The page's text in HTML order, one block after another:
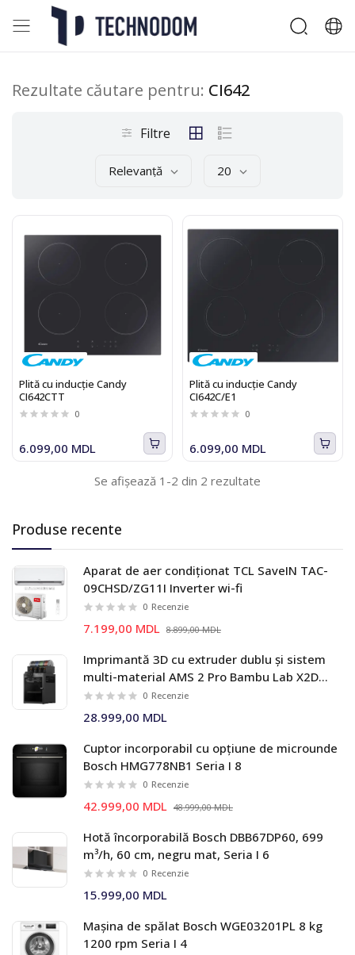
Produse recente
Aparat de aer condiționat TCL SaveIN TAC-
09CHSD/ZG11I Inverter wi-fi
0 Recenzie
7.199,00 MDL 8.899,00 MDL
Imprimantă 3D cu extruder dublu și sistem
multi-material AMS 2 Pro Bambu Lab X2D
Combo
0 Recenzie
28.999,00 MDL
Cuptor incorporabil cu opțiune de microunde
Bosch HMG778NB1 Seria I 8
0 Recenzie
42.999,00 MDL 48.999,00 MDL
Hotă încorporabilă Bosch DBB67DP60, 699
m³/h, 60 cm, negru mat, Seria I 6
0 Recenzie
15.999,00 MDL
Mașina de spălat Bosch WGE03201PL 8 kg
1200 rpm Seria I 4
Rezultate căutare pentru: CI642
Filtre
Relevanță 20
Plită cu inducție Candy
CI642CTT
0
6.099,00 MDL
Plită cu inducție Candy
CI642C/E1
0
6.099,00 MDL
Se afișează 1-2 din 2 rezultate